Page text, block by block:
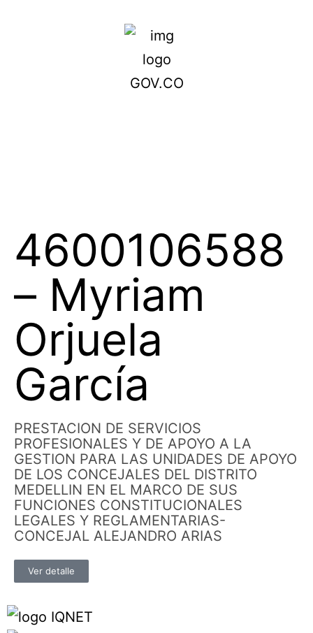
4600106588
– Myriam
Orjuela
García
PRESTACION DE SERVICIOS
PROFESIONALES Y DE APOYO A LA
GESTION PARA LAS UNIDADES DE APOYO
DE LOS CONCEJALES DEL DISTRITO
MEDELLIN EN EL MARCO DE SUS
FUNCIONES CONSTITUCIONALES
LEGALES Y REGLAMENTARIAS-
CONCEJAL ALEJANDRO ARIAS
Ver detalle